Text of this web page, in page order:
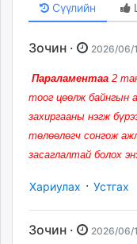
Сүүлийн
Зочин · 2026/06/
Параламентаа 2
тоог цөөлж байнгын
захиргааны нэгж
төлөөлөгч сонгож
засаглалтай болох
Хариулах · Устгах
Зочин · 2026/06/